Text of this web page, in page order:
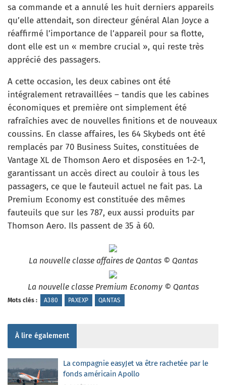
sa commande et a annulé les huit derniers appareils
qu’elle attendait, son directeur général Alan Joyce a
réaffirmé l’importance de l’appareil pour sa flotte,
dont elle est un « membre crucial », qui reste très
apprécié des passagers.
A cette occasion, les deux cabines ont été
intégralement retravaillées – tandis que les cabines
économiques et première ont simplement été
rafraîchies avec de nouvelles finitions et de nouveaux
coussins. En classe affaires, les 64 Skybeds ont été
remplacés par 70 Business Suites, constituées de
Vantage XL de Thomson Aero et disposées en 1-2-1,
garantissant un accès direct au couloir à tous les
passagers, ce que le fauteuil actuel ne fait pas. La
Premium Economy est constituée des mêmes
fauteuils que sur les 787, eux aussi produits par
Thomson Aero. Ils passent de 35 à 60.
La nouvelle classe affaires de Qantas © Qantas
La nouvelle classe Premium Economy © Qantas
Mots clés : A380 PAXEXP QANTAS
À lire également
La compagnie easyJet va être rachetée par le
fonds américain Apollo